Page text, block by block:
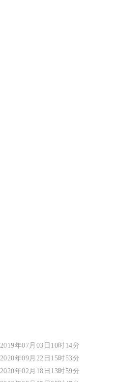
2019年07月03日10时14分
2020年09月22日15时53分
2020年02月18日13时59分